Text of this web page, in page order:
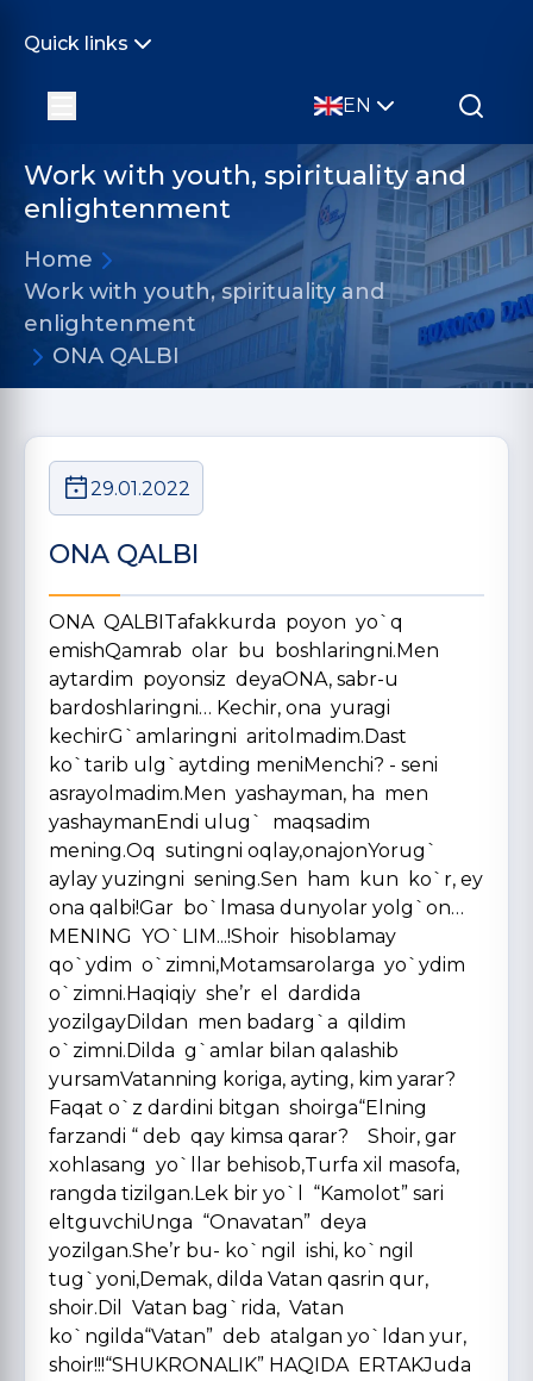
Quick links
EN
Work with youth, spirituality and
enlightenment
Home
Work with youth, spirituality and
enlightenment
ONA QALBI
29.01.2022
ONA QALBI
ONA QALBITafakkurda poyon yo`q
emishQamrab olar bu boshlaringni.Men
aytardim poyonsiz deyaONA, sabr-u
bardoshlaringni… Kechir, ona yuragi
kechirG`amlaringni aritolmadim.Dast
ko`tarib ulg`aytding meniMenchi? - seni
asrayolmadim.Men yashayman, ha men
yashaymanEndi ulug` maqsadim
mening.Oq sutingni oqlay,onajonYorug`
aylay yuzingni sening.Sen ham kun ko`r, ey
ona qalbi!Gar bo`lmasa dunyolar yolg`on…
MENING YO`LIM...!Shoir hisoblamay
qo`ydim o`zimni,Motamsarolarga yo`ydim
o`zimni.Haqiqiy she’r el dardida
yozilgayDildan men badarg`a qildim
o`zimni.Dilda g`amlar bilan qalashib
yursamVatanning koriga, ayting, kim yarar?
Faqat o`z dardini bitgan shoirga“Elning
farzandi “ deb qay kimsa qarar? Shoir, gar
xohlasang yo`llar behisob,Turfa xil masofa,
rangda tizilgan.Lek bir yo`l “Kamolot” sari
eltguvchiUnga “Onavatan” deya
yozilgan.She’r bu- ko`ngil ishi, ko`ngil
tug`yoni,Demak, dilda Vatan qasrin qur,
shoir.Dil Vatan bag`rida, Vatan
ko`ngilda“Vatan” deb atalgan yo`ldan yur,
shoir!!!“SHUKRONALIK” HAQIDA ERTAKJuda